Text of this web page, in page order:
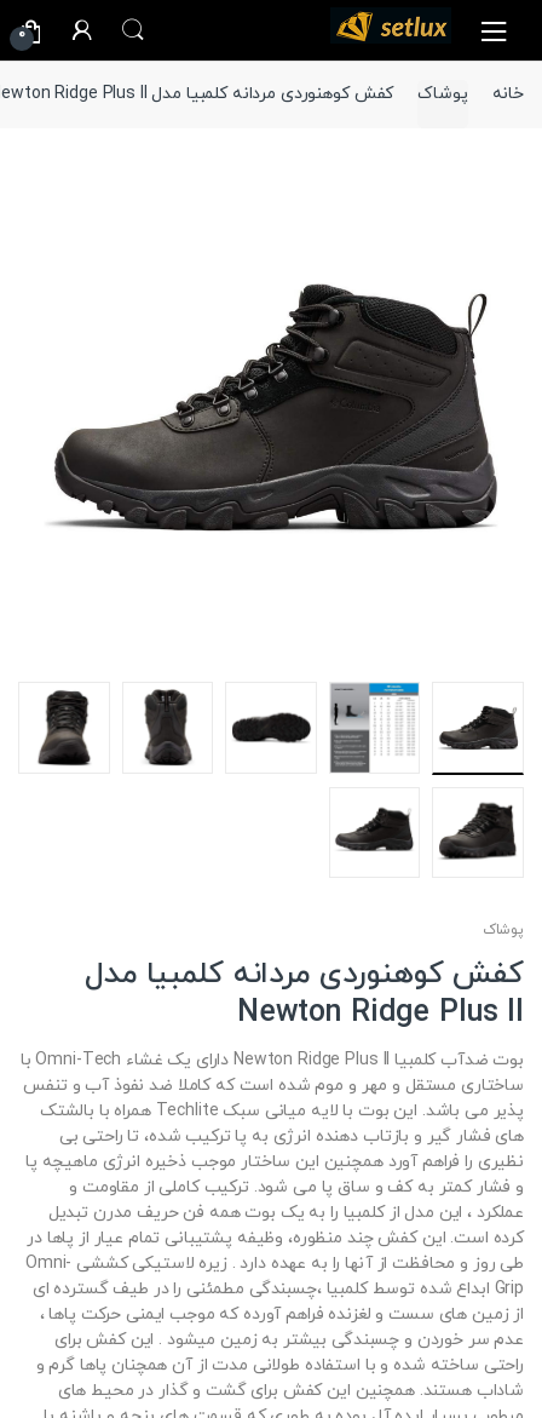
navigation
content
0
خانه پوشاک کفش کوهنوردی مردانه کلمبیا مدل Newton Ridge Plus II
پوشاک
کفش کوهنوردی مردانه کلمبیا مدل
Newton Ridge Plus II
بوت ضدآب کلمبیا Newton Ridge Plus II دارای یک غشاء Omni-Tech با
ساختاری مستقل و مهر و موم شده است که کاملا ضد نفوذ آب و تنفس
پذیر می باشد. این بوت با لایه میانی سبک Techlite همراه با بالشتک
های فشار گیر و بازتاب دهنده انرژی به پا ترکیب شده، تا راحتی بی
نظیری را فراهم آورد همچنین این ساختار موجب ذخیره انرژی ماهیچه پا
و فشار کمتر به کف و ساق پا می شود. ترکیب کاملی از مقاومت و
عملکرد ، این مدل از کلمبیا را به یک بوت همه فن حریف مدرن تبدیل
کرده است. این کفش چند منظوره، وظیفه پشتیبانی تمام عیار از پاها در
طی روز و محافظت از آنها را به عهده دارد . زیره لاستیکی کششی Omni-
Grip ابداع شده توسط کلمبیا ،چسبندگی مطمئنی را در طیف گسترده ای
از زمین های سست و لغزنده فراهم آورده که موجب ایمنی حرکت پاها ،
عدم سر خوردن و چسبندگی بیشتر به زمین میشود . این کفش برای
راحتی ساخته شده و با استفاده طولانی مدت از آن همچنان پاها گرم و
شاداب هستند. همچنین این کفش برای گشت و گذار در محیط های